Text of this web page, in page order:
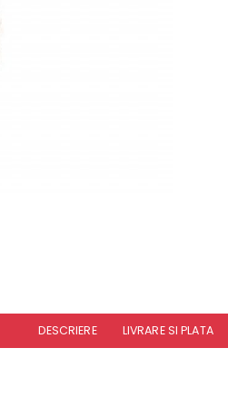
DESCRIERE LIVRARE SI PLATA